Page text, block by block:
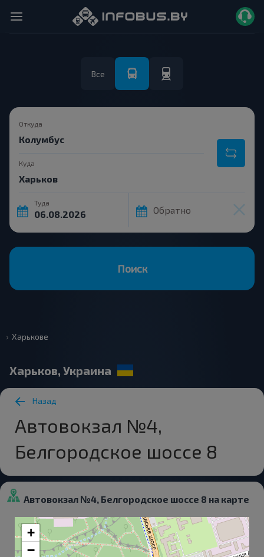
Все
Откуда
Куда
Туда
Обратно
Поиск
Харькове
Харьков, Украина
Назад
Автовокзал №4,
Белгородское шоссе 8
Автовокзал №4, Белгородское шоссе 8 на карте
+
−